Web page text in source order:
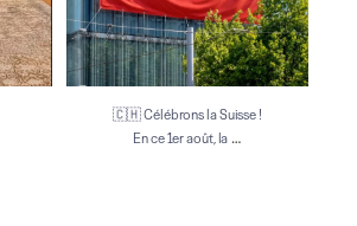
🇨🇭 Célébrons la Suisse !
En ce 1er août, la …